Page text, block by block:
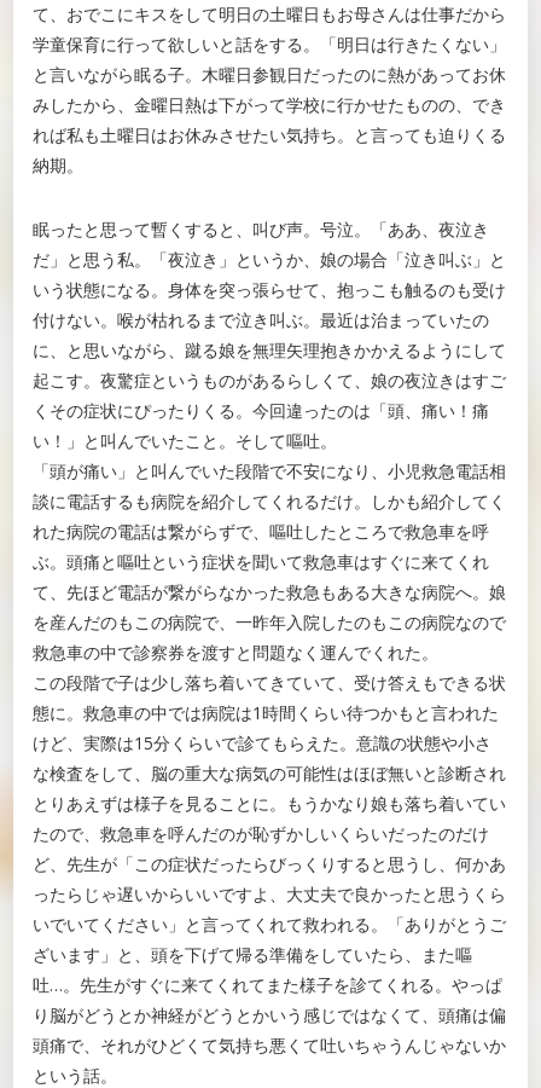
て、おでこにキスをして明日の土曜日もお母さんは仕事だから
学童保育に行って欲しいと話をする。「明日は行きたくない」
と言いながら眠る子。木曜日参観日だったのに熱があってお休
みしたから、金曜日熱は下がって学校に行かせたものの、でき
れば私も土曜日はお休みさせたい気持ち。と言っても迫りくる
納期。
眠ったと思って暫くすると、叫び声。号泣。「ああ、夜泣き
だ」と思う私。「夜泣き」というか、娘の場合「泣き叫ぶ」と
いう状態になる。身体を突っ張らせて、抱っこも触るのも受け
付けない。喉が枯れるまで泣き叫ぶ。最近は治まっていたの
に、と思いながら、蹴る娘を無理矢理抱きかかえるようにして
起こす。夜驚症というものがあるらしくて、娘の夜泣きはすご
くその症状にぴったりくる。今回違ったのは「頭、痛い！痛
い！」と叫んでいたこと。そして嘔吐。
「頭が痛い」と叫んでいた段階で不安になり、小児救急電話相
談に電話するも病院を紹介してくれるだけ。しかも紹介してく
れた病院の電話は繋がらずで、嘔吐したところで救急車を呼
ぶ。頭痛と嘔吐という症状を聞いて救急車はすぐに来てくれ
て、先ほど電話が繋がらなかった救急もある大きな病院へ。娘
を産んだのもこの病院で、一昨年入院したのもこの病院なので
救急車の中で診察券を渡すと問題なく運んでくれた。
この段階で子は少し落ち着いてきていて、受け答えもできる状
態に。救急車の中では病院は1時間くらい待つかもと言われた
けど、実際は15分くらいで診てもらえた。意識の状態や小さ
な検査をして、脳の重大な病気の可能性はほぼ無いと診断され
とりあえずは様子を見ることに。もうかなり娘も落ち着いてい
たので、救急車を呼んだのが恥ずかしいくらいだったのだけ
ど、先生が「この症状だったらびっくりすると思うし、何かあ
ったらじゃ遅いからいいですよ、大丈夫で良かったと思うくら
いでいてください」と言ってくれて救われる。「ありがとうご
ざいます」と、頭を下げて帰る準備をしていたら、また嘔
吐…。先生がすぐに来てくれてまた様子を診てくれる。やっぱ
り脳がどうとか神経がどうとかいう感じではなくて、頭痛は偏
頭痛で、それがひどくて気持ち悪くて吐いちゃうんじゃないか
という話。